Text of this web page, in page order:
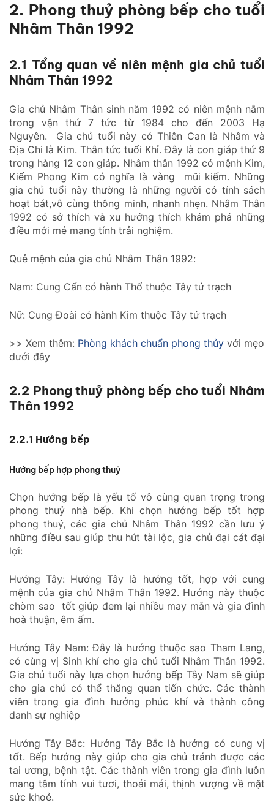
2. Phong thuỷ phòng bếp cho tuổi
Nhâm Thân 1992
2.1 Tổng quan về niên mệnh gia chủ tuổi
Nhâm Thân 1992
Gia chủ Nhâm Thân sinh năm 1992 có niên mệnh nằm
trong vận thứ 7 tức từ 1984 cho đến 2003 Hạ
Nguyên. Gia chủ tuổi này có Thiên Can là Nhâm và
Địa Chi là Kim. Thân tức tuổi Khỉ. Đây là con giáp thứ 9
trong hàng 12 con giáp. Nhâm thân 1992 có mệnh Kim,
Kiếm Phong Kim có nghĩa là vàng mũi kiếm. Những
gia chủ tuổi này thường là những người có tính sách
hoạt bát,vô cùng thông minh, nhanh nhẹn. Nhâm Thân
1992 có sở thích và xu hướng thích khám phá những
điều mới mẻ mang tính trải nghiệm.
Quẻ mệnh của gia chủ Nhâm Thân 1992:
Nam: Cung Cấn có hành Thổ thuộc Tây tứ trạch
Nữ: Cung Đoài có hành Kim thuộc Tây tứ trạch
>> Xem thêm: Phòng khách chuẩn phong thủy với mẹo
dưới đây
2.2 Phong thuỷ phòng bếp cho tuổi Nhâm
Thân 1992
2.2.1 Hướng bếp
Hướng bếp hợp phong thuỷ
Chọn hướng bếp là yếu tố vô cùng quan trọng trong
phong thuỷ nhà bếp. Khi chọn hướng bếp tốt hợp
phong thuỷ, các gia chủ Nhâm Thân 1992 cần lưu ý
những điều sau giúp thu hút tài lộc, gia chủ đại cát đại
lợi:
Hướng Tây: Hướng Tây là hướng tốt, hợp với cung
mệnh của gia chủ Nhâm Thân 1992. Hướng này thuộc
chòm sao tốt giúp đem lại nhiều may mắn và gia đình
hoà thuận, êm ấm.
Hướng Tây Nam: Đây là hướng thuộc sao Tham Lang,
có cùng vị Sinh khí cho gia chủ tuổi Nhâm Thân 1992.
Gia chủ tuổi này lựa chọn hướng bếp Tây Nam sẽ giúp
cho gia chủ có thể thăng quan tiến chức. Các thành
viên trong gia đình hưởng phúc khí và thành công
danh sự nghiệp
Hướng Tây Bắc: Hướng Tây Bắc là hướng có cung vị
tốt. Bếp hướng này giúp cho gia chủ tránh được các
tai ương, bệnh tật. Các thành viên trong gia đình luôn
mang tâm tính vui tươi, thoải mái, thịnh vượng về mặt
sức khoẻ.